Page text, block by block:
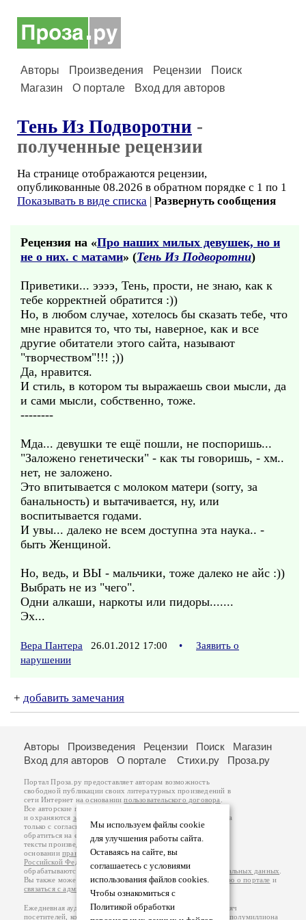
Авторы Произведения Рецензии
Поиск
Магазин
О портале Вход для авторов
Тень Из Подворотни -
полученные рецензии
На странице отображаются рецензии,
опубликованные 08.2026 в обратном порядке с 1 по 1
Показывать в виде списка | Развернуть сообщения
Рецензия на «Про наших милых девушек, но и
не о них. с матами» (Тень Из Подворотни)
Приветики... ээээ, Тень, прости, не знаю, как к
тебе корректней обратится :))
Но, в любом случае, хотелось бы сказать тебе, что
мне нравится то, что ты, наверное, как и все
другие обитатели этого сайта, называют
"творчеством"!!! ;))
Да, нравится.
И стиль, в котором ты выражаешь свои мысли, да
и сами мысли, собственно, тоже.
--------
Мда... девушки те ещё пошли, не поспоришь...
"Заложено генетически" - как ты говоришь, - хм..
нет, не заложено.
Это впитывается с молоком матери (sorry, за
банальность) и вытачивается, ну, или
воспитывается годами.
И увы... далеко не всем доступна эта наука.. -
быть Женщиной.
Но, ведь, и ВЫ - мальчики, тоже далеко не айс :))
Выбрать не из "чего".
Одни алкаши, наркоты или пидоры.......
Эх...
Вера Пантера 26.01.2012 17:00 •
Заявить о
нарушении
+ добавить замечания
Мы используем файлы cookie
для улучшения работы сайта.
Оставаясь на сайте, вы
соглашаетесь с условиями
использования файлов cookies.
Чтобы ознакомиться с
Политикой обработки
Авторы Произведения Рецензии Поиск
Магазин
Вход для авторов
О портале Стихи.ру Проза.ру
Портал Проза.ру предоставляет авторам возможность
свободной публикации своих литературных произведений в
сети Интернет на основаниипользовательского договора
Все авторские права на произведения принадлежат авторам
и охраняются законом
. Перепечатка произведений возможна
только с согласия его автора, к которому вы можете
обратиться на его авторской странице. Ответственность за
тексты произведений авторы несут самостоятельно на
основанииправил публикацииизаконодательства
Российской Федерации
обрабатываются на основанииПолитики обработки персональных данных
Вы также можете посмотреть более подробнуюинформацию о портале и
связаться с администрацией
Ежедневная аудитория портала Проза.ру – порядка 100 тысяч
посетителей, которые в общей сумме просматривают более полумиллиона